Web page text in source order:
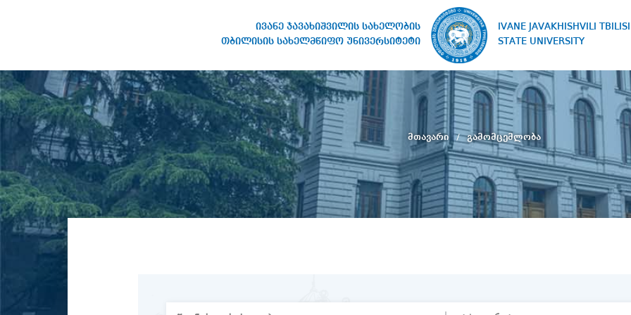
ივანე ჯავახიშვილის სახელობის
თბილისის სახელმწიფო უნივერსიტეტი
IVANE JAVAKHISHVILI TBILISI
STATE UNIVERSITY
სახელობის თბილისის
სახელმწიფო უნივერსიტეტი
მთავარი გამომცემლობა